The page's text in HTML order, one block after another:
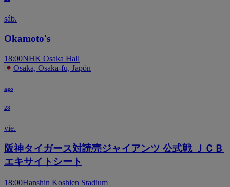
sáb.
Okamoto's
18:00NHK Osaka Hall
Osaka, Osaka-fu, Japón
ago
28
vie.
阪神タイガース対読売ジャイアンツ 公式戦 ＪＣＢ
エキサイトシート
18:00Hanshin Koshien Stadium